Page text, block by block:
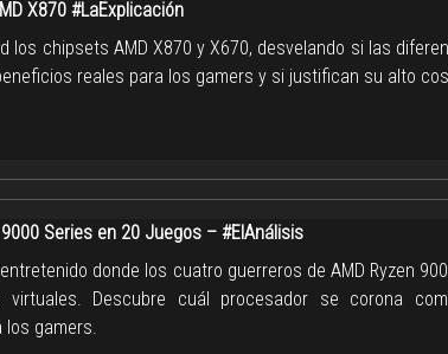
X870 #LaExplicación
los chipsets AMD X870 y X670, desvelando si las
reales para los gamers y si justifican su alto
Series en 20 Juegos – #ElAnálisis
donde los cuatro guerreros de AMD Ryzen
Descubre cuál procesador se corona
gamers.